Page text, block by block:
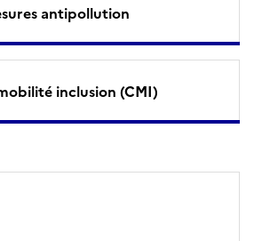
antipollution
inclusion (CMI)